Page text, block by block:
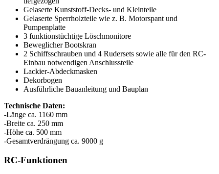
Gelaserte Kunststoff-Decks- und Kleinteile
Gelaserte Sperrholzteile wie z. B. Motorspant und
Pumpenplatte
3 funktionstüchtige Löschmonitore
Beweglicher Bootskran
2 Schiffsschrauben und 4 Rudersets sowie alle für den RC-
Einbau notwendigen Anschlussteile
Lackier-Abdeckmasken
Dekorbogen
Ausführliche Bauanleitung und Bauplan
Technische Daten:
-Länge ca. 1160 mm
-Breite ca. 250 mm
-Höhe ca. 500 mm
-Gesamtverdrängung ca. 9000 g
RC-Funktionen